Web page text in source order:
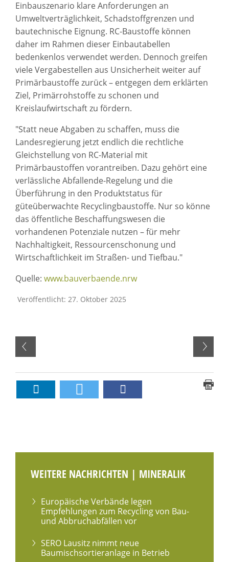
Einbauszenario klare Anforderungen an
Umweltverträglichkeit, Schadstoffgrenzen und
bautechnische Eignung. RC-Baustoffe können
daher im Rahmen dieser Einbautabellen
bedenkenlos verwendet werden. Dennoch greifen
viele Vergabestellen aus Unsicherheit weiter auf
Primärbaustoffe zurück – entgegen dem erklärten
Ziel, Primärrohstoffe zu schonen und
Kreislaufwirtschaft zu fördern.
"Statt neue Abgaben zu schaffen, muss die
Landesregierung jetzt endlich die rechtliche
Gleichstellung von RC-Material mit
Primärbaustoffen vorantreiben. Dazu gehört eine
verlässliche Abfallende-Regelung und die
Überführung in den Produktstatus für
güteüberwachte Recyclingbaustoffe. Nur so könne
das öffentliche Beschaffungswesen die
vorhandenen Potenziale nutzen – für mehr
Nachhaltigkeit, Ressourcenschonung und
Wirtschaftlichkeit im Straßen- und Tiefbau."
Quelle: www.bauverbaende.nrw
Veröffentlicht: 27. Oktober 2025
WEITERE NACHRICHTEN | MINERALIK
Europäische Verbände legen
Empfehlungen zum Recycling von Bau-
und Abbruchabfällen vor
SERO Lausitz nimmt neue
Baumischsortieranlage in Betrieb